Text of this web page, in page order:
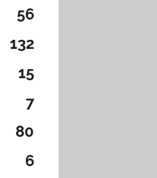
56
132
15
7
80
6